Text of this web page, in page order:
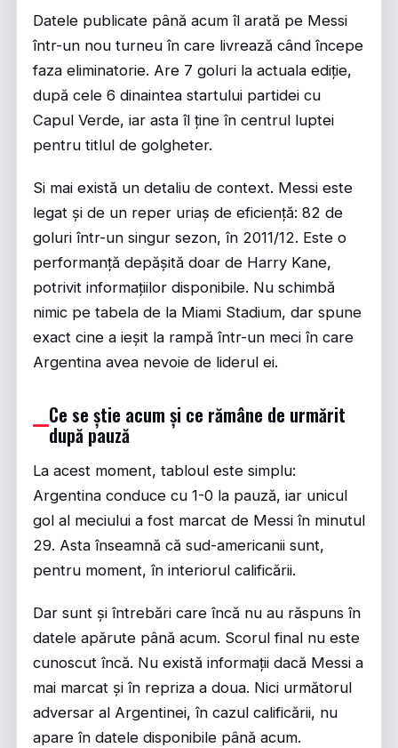
Datele publicate până acum îl arată pe Messi
într-un nou turneu în care livrează când începe
faza eliminatorie. Are 7 goluri la actuala ediție,
după cele 6 dinaintea startului partidei cu
Capul Verde, iar asta îl ține în centrul luptei
pentru titlul de golgheter.
Si mai există un detaliu de context. Messi este
legat și de un reper uriaș de eficiență: 82 de
goluri într-un singur sezon, în 2011/12. Este o
performanță depășită doar de Harry Kane,
potrivit informațiilor disponibile. Nu schimbă
nimic pe tabela de la Miami Stadium, dar spune
exact cine a ieșit la rampă într-un meci în care
Argentina avea nevoie de liderul ei.
Ce se știe acum și ce rămâne de urmărit
după pauză
La acest moment, tabloul este simplu:
Argentina conduce cu 1-0 la pauză, iar unicul
gol al meciului a fost marcat de Messi în minutul
29. Asta înseamnă că sud-americanii sunt,
pentru moment, în interiorul calificării.
Dar sunt și întrebări care încă nu au răspuns în
datele apărute până acum. Scorul final nu este
cunoscut încă. Nu există informații dacă Messi a
mai marcat și în repriza a doua. Nici următorul
adversar al Argentinei, în cazul calificării, nu
apare în datele disponibile până acum.